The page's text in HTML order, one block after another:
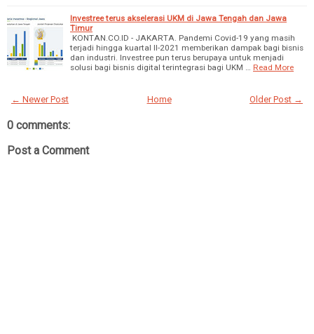
Investree terus akselerasi UKM di Jawa Tengah dan Jawa
Timur
KONTAN.CO.ID - JAKARTA. Pandemi Covid-19 yang masih
terjadi hingga kuartal II-2021 memberikan dampak bagi bisnis
dan industri. Investree pun terus berupaya untuk menjadi
solusi bagi bisnis digital terintegrasi bagi UKM … Read More
← Newer Post Older Post →
Home
0 comments:
Post a Comment